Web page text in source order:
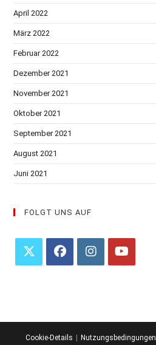
April 2022
März 2022
Februar 2022
Dezember 2021
November 2021
Oktober 2021
September 2021
August 2021
Juni 2021
FOLGT UNS AUF
tab
tab
tab
tab
Cookie-Details Nutzungsbedingungen